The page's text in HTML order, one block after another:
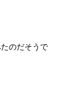
のだそうで